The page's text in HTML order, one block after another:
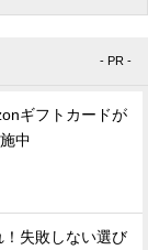
- PR -
ギフトカードが
中
失敗しない選び